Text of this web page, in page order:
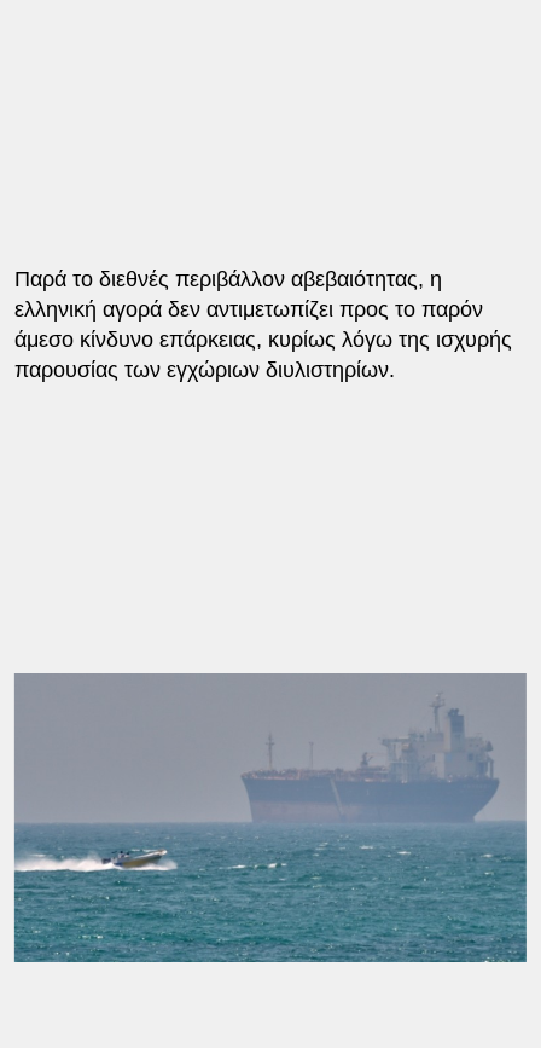
Παρά το διεθνές περιβάλλον αβεβαιότητας, η
ελληνική αγορά δεν αντιμετωπίζει προς το παρόν
άμεσο κίνδυνο επάρκειας, κυρίως λόγω της ισχυρής
παρουσίας των εγχώριων διυλιστηρίων.
«Δεν υπάρχει άμεσο ζήτημα επάρκειας. Η χώρα
διαθέτει διυλιστήρια και αυτό δημιουργεί μια
σημαντική ζώνη ασφαλείας», δήλωσε ο
υπουργός Ενέργειας Σταύρος Παπασταύρου
προειδοποιώντας ωστόσο ότι η παρατεταμένη
ενεργειακή κρίση προκαλεί διεθνή αστάθεια και νέες
πληθωριστικές πιέσεις.